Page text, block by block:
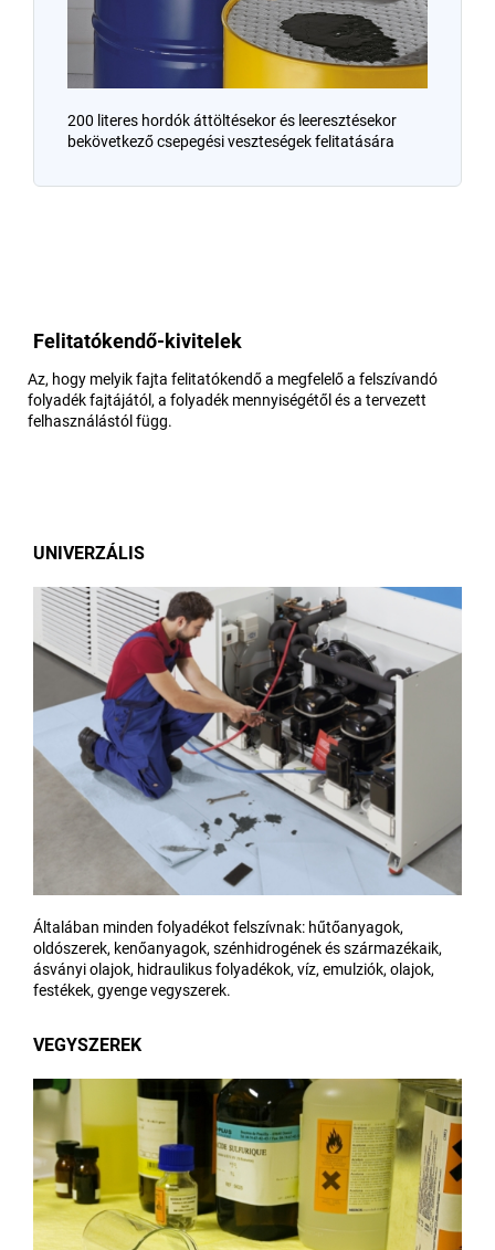
200 literes hordók áttöltésekor és leeresztésekor
bekövetkező csepegési veszteségek felitatására
Felitatókendő-kivitelek
Az, hogy melyik fajta felitatókendő a megfelelő a felszívandó
folyadék fajtájától, a folyadék mennyiségétől és a tervezett
felhasználástól függ.
UNIVERZÁLIS
Általában minden folyadékot felszívnak: hűtőanyagok,
oldószerek, kenőanyagok, szénhidrogének és származékaik,
ásványi olajok, hidraulikus folyadékok, víz, emulziók, olajok,
festékek, gyenge vegyszerek.
VEGYSZEREK